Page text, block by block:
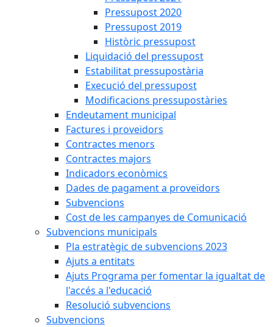
Pressupost 2020
Pressupost 2019
Històric pressupost
Liquidació del pressupost
Estabilitat pressupostària
Execució del pressupost
Modificacions pressupostàries
Endeutament municipal
Factures i proveïdors
Contractes menors
Contractes majors
Indicadors econòmics
Dades de pagament a proveïdors
Subvencions
Cost de les campanyes de Comunicació
Subvencions municipals
Pla estratègic de subvencions 2023
Ajuts a entitats
Ajuts Programa per fomentar la igualtat de
l'accés a l'educació
Resolució subvencions
Subvencions